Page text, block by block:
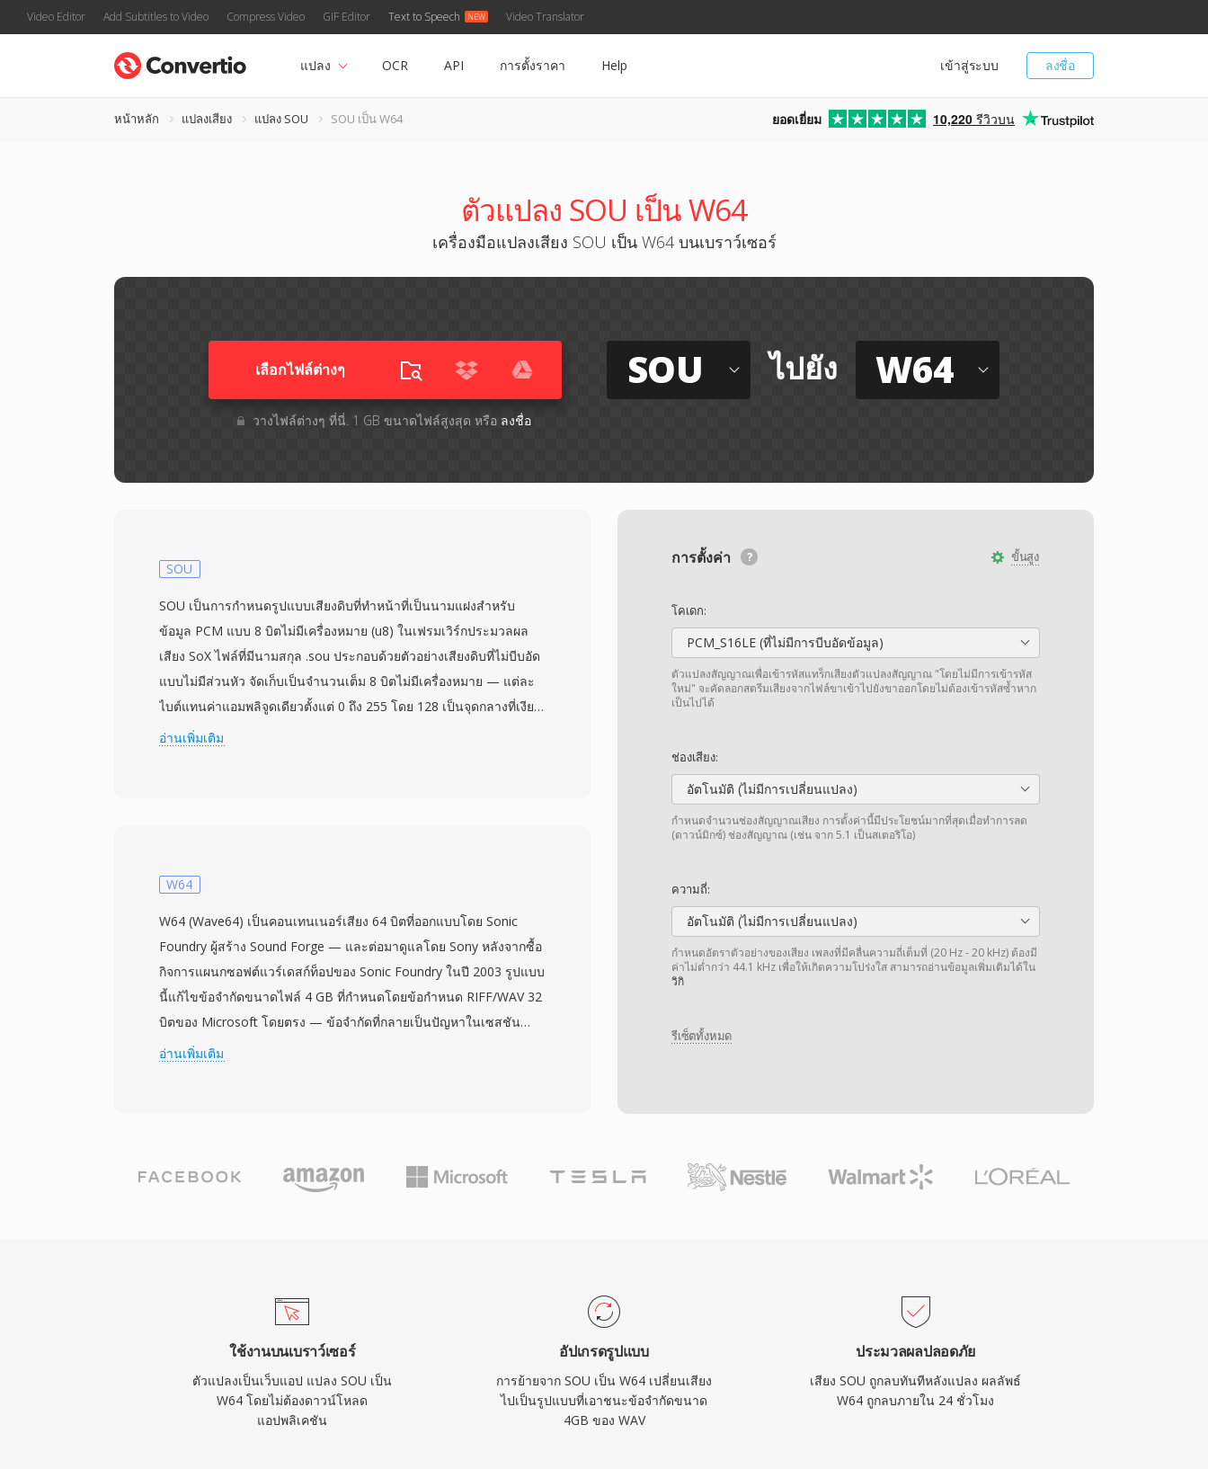
Video Editor Add Subtitles to Video Compress Video GIF Editor Text to Speech Video Translator
ลงชื่อ
เข้าสู่ระบบ
แปลง OCR API การตั้งราคา Help
หน้าหลัก แปลงเสียง แปลง SOU SOU เป็น W64 ยอดเยี่ยม 10,220 รีวิวบน
ตัวแปลง SOU เป็น W64
เครื่องมือแปลงเสียง SOU เป็น W64 บนเบราว์เซอร์
เลือกไฟล์ต่างๆ​
วางไฟล์ต่างๆ​ ที่นี่. 1 GB ขนาดไฟล์สูงสุด หรือ ลงชื่อ
SOU ไปยัง W64
ขั้นสูง
การตั้งค่า
โคเดก:
PCM_S16LE (ที่ไม่มีการบีบอัดข้อมูล)
ตัวแปลงสัญญาณเพื่อเข้ารหัสแทร็กเสียงตัวแปลงสัญญาณ "โดยไม่มีการเข้ารหัส
ใหม่" จะคัดลอกสตรีมเสียงจากไฟล์ขาเข้าไปยังขาออกโดยไม่ต้องเข้ารหัสซ้ำหาก
เป็นไปได้
ช่องเสียง:
อัตโนมัติ (ไม่มีการเปลี่ยนแปลง)
กำหนดจำนวนช่องสัญญาณเสียง การตั้งค่านี้มีประโยชน์มากที่สุดเมื่อทำการลด
(ดาวน์มิกซ์) ช่องสัญญาณ (เช่น จาก 5.1 เป็นสเตอริโอ)
ความถี่:
อัตโนมัติ (ไม่มีการเปลี่ยนแปลง)
กำหนดอัตราตัวอย่างของเสียง เพลงที่มีคลื่นความถี่เต็มที่ (20 Hz - 20 kHz) ต้องมี
ค่าไม่ต่ำกว่า 44.1 kHz เพื่อให้เกิดความโปร่งใส สามารถอ่านข้อมูลเพิ่มเติมได้ใน
วิกิ
รีเซ็ตทั้งหมด
SOU
SOU เป็นการกำหนดรูปแบบเสียงดิบที่ทำหน้าที่เป็นนามแฝงสำหรับ
ข้อมูล PCM แบบ 8 บิตไม่มีเครื่องหมาย (u8) ในเฟรมเวิร์กประมวลผล
เสียง SoX ไฟล์ที่มีนามสกุล .sou ประกอบด้วยตัวอย่างเสียงดิบที่ไม่บีบอัด
แบบไม่มีส่วนหัว จัดเก็บเป็นจำนวนเต็ม 8 บิตไม่มีเครื่องหมาย — แต่ละ
ไบต์แทนค่าแอมพลิจูดเดียวตั้งแต่ 0 ถึง 255 โดย 128 เป็นจุดกลางที่เงียบ
เนื่องจากไม่มีส่วนหัว พารามิเตอร์การเล่นเช่นอัตราสุ่มตัวอย่างและ
เซอร์ยุคแรกในช่วงปลายทศวรรษ 1980 และต้นทศวรรษ 1990 เมื่อข้อ
เป็นตัวเลือกที่เหมาะสม ข้อดีคือความเรียบง่ายอย่างสุดขั้ว — ไฟล์ SOU
สามารถอ่านได้โดยโปรแกรมใดก็ได้ที่ทำ I/O ไฟล์พื้นฐาน โดยไม่ต้อง
แยกวิเคราะห์โครงสร้างคอนเทนเนอร์หรือถอดรหัสเมทาดาทา การแปลง
สามารถห่อหุ้มตัวอย่าง PCM ดิบในส่วนหัว WAV หรือ AIFF ได้โดยไม่
ต้องแปลงรหัสใดๆ
อ่านเพิ่มเติม
W64
W64 (Wave64) เป็นคอนเทนเนอร์เสียง 64 บิตที่ออกแบบโดย Sonic
Foundry ผู้สร้าง Sound Forge — และต่อมาดูแลโดย Sony หลังจากซื้อ
กิจการแผนกซอฟต์แวร์เดสก์ท็อปของ Sonic Foundry ในปี 2003 รูปแบบ
นี้แก้ไขข้อจำกัดขนาดไฟล์ 4 GB ที่กำหนดโดยข้อกำหนด RIFF/WAV 32
บิตของ Microsoft โดยตรง — ข้อจำกัดที่กลายเป็นปัญหาในเซสชัน
บันทึกยาว การจับเสียงหลายช่อง หรือการผลิตที่อัตราสุ่มตัวอย่างสูง W64
สัญญาณที่หลากหลาย ทำให้เหมาะสำหรับการทำเพลงประกอบ
ภาพยนตร์ การบันทึกคอนเสิร์ตสด และการเก็บข้อมูลเชิงวิทยาศาสตร์
ประจำ W64 มอบความน่าเชื่อถือและความเรียบง่ายของ WAV โดยไม่มี
ข้อจำกัดด้านขนาดที่น่าหงุดหงิด
อ่านเพิ่มเติม
ใช้งานบนเบราว์เซอร์
ตัวแปลงเป็นเว็บแอป แปลง SOU เป็น
W64 โดยไม่ต้องดาวน์โหลด
แอปพลิเคชัน
อัปเกรดรูปแบบ
การย้ายจาก SOU เป็น W64 เปลี่ยนเสียง
ไปเป็นรูปแบบที่เอาชนะข้อจำกัดขนาด
4GB ของ WAV
ประมวลผลปลอดภัย
เสียง SOU ถูกลบทันทีหลังแปลง ผลลัพธ์
W64 ถูกลบภายใน 24 ชั่วโมง